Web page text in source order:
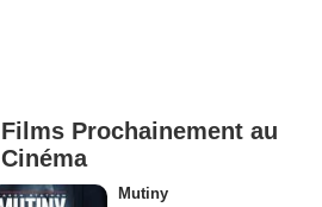
Films Prochainement au
Cinéma
Mutiny